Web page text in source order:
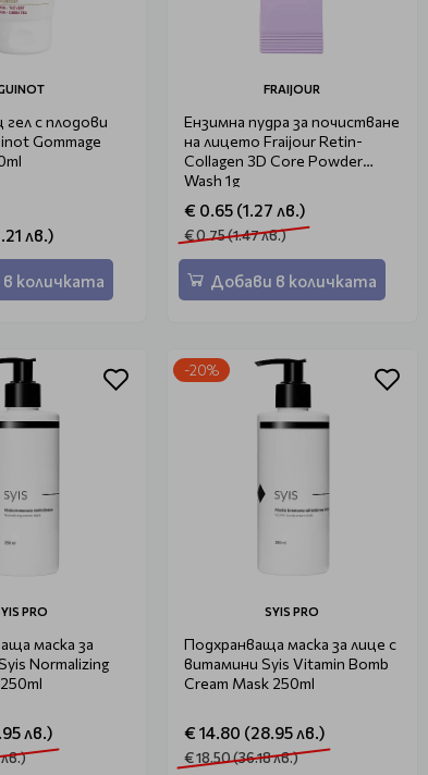
с плодови
Gommage
лв.)
количката
FRAIJOUR
Ензимна пудра за почистване
на лицето Fraijour Retin-
Collagen 3D Core Powder
Wash 1g
€ 0.65 (1.27 лв.)
€ 0.75 (1.47 лв.)
Добави в количката
PRO
маска за
Normalizing
лв.)
-20%
SYIS PRO
Подхранваща маска за лице с
витамини Syis Vitamin Bomb
Cream Mask 250ml
€ 14.80 (28.95 лв.)
€ 18.50 (36.18 лв.)